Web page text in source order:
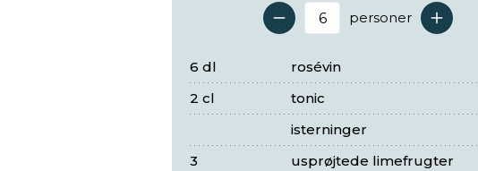
Antal serveringer
personer
rosévin
6 dl
tonic
2 cl
isterninger
usprøjtede limefrugter
3